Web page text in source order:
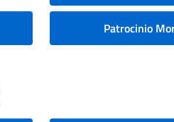
Patrocinio